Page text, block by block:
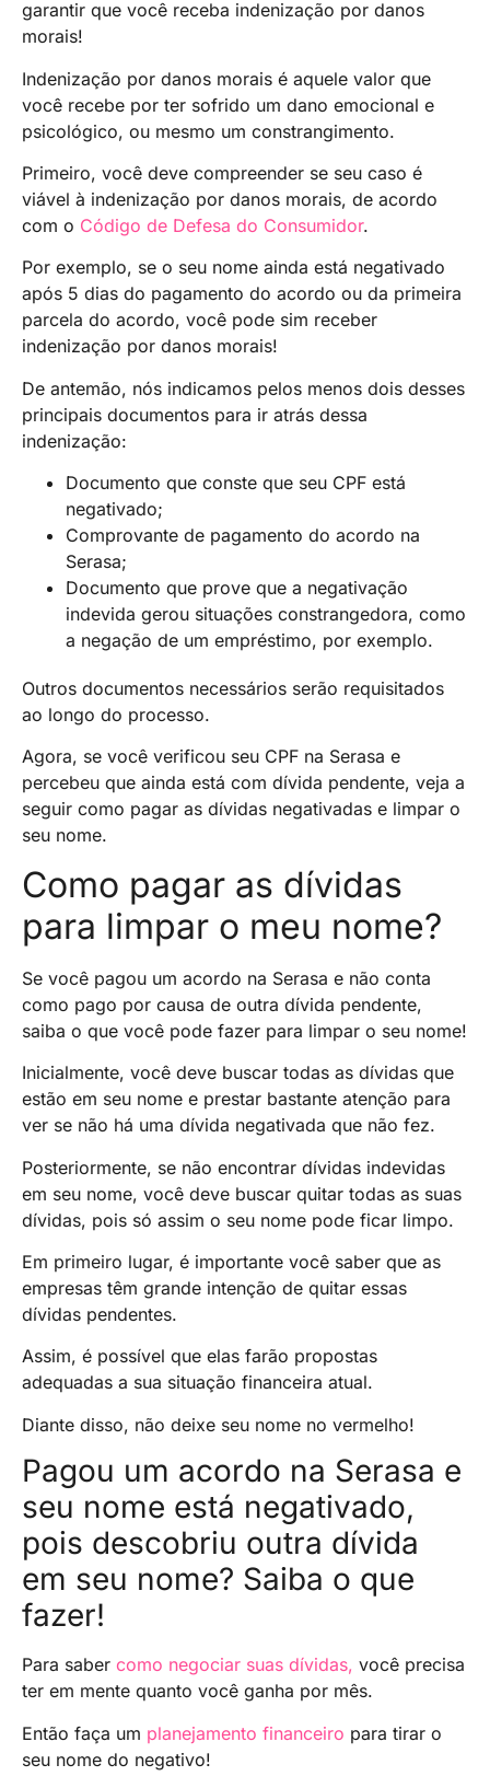
garantir que você receba indenização por danos
morais!
Indenização por danos morais é aquele valor que
você recebe por ter sofrido um dano emocional e
psicológico, ou mesmo um constrangimento.
Primeiro, você deve compreender se seu caso é
viável à indenização por danos morais, de acordo
com o Código de Defesa do Consumidor.
Por exemplo, se o seu nome ainda está negativado
após 5 dias do pagamento do acordo ou da primeira
parcela do acordo, você pode sim receber
indenização por danos morais!
De antemão, nós indicamos pelos menos dois desses
principais documentos para ir atrás dessa
indenização:
Documento que conste que seu CPF está
negativado;
Comprovante de pagamento do acordo na
Serasa;
Documento que prove que a negativação
indevida gerou situações constrangedora, como
a negação de um empréstimo, por exemplo.
Outros documentos necessários serão requisitados
ao longo do processo.
Agora, se você verificou seu CPF na Serasa e
percebeu que ainda está com dívida pendente, veja a
seguir como pagar as dívidas negativadas e limpar o
seu nome.
Como pagar as dívidas
para limpar o meu nome?
Se você pagou um acordo na Serasa e não conta
como pago por causa de outra dívida pendente,
saiba o que você pode fazer para limpar o seu nome!
Inicialmente, você deve buscar todas as dívidas que
estão em seu nome e prestar bastante atenção para
ver se não há uma dívida negativada que não fez.
Posteriormente, se não encontrar dívidas indevidas
em seu nome, você deve buscar quitar todas as suas
dívidas, pois só assim o seu nome pode ficar limpo.
Em primeiro lugar, é importante você saber que as
empresas têm grande intenção de quitar essas
dívidas pendentes.
Assim, é possível que elas farão propostas
adequadas a sua situação financeira atual.
Diante disso, não deixe seu nome no vermelho!
Pagou um acordo na Serasa e
seu nome está negativado,
pois descobriu outra dívida
em seu nome? Saiba o que
fazer!
Para saber como negociar suas dívidas, você precisa
ter em mente quanto você ganha por mês.
Então faça um planejamento financeiro para tirar o
seu nome do negativo!